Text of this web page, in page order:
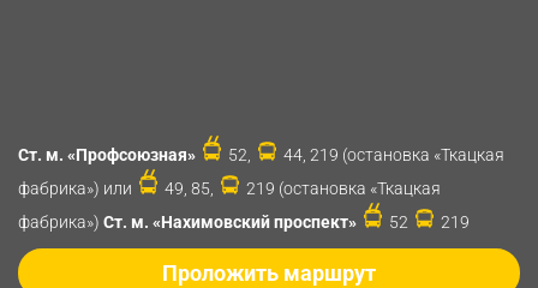
Ст. м. «Профсоюзная» 52,
44, 219 (остановка «Ткацкая
фабрика») или
49, 85,
219 (остановка «Ткацкая
фабрика») Ст. м. «Нахимовский проспект» 52 219
Проложить маршрут